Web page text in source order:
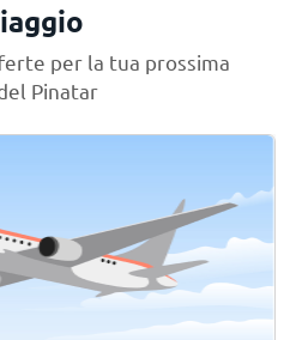
per la tua prossima
Pinatar